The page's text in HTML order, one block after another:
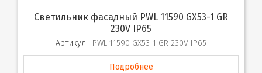
Светильник фасадный PWL 11590 GX53-1 GR
230V IP65
Артикул: PWL 11590 GX53-1 GR 230V IP65
Подробнее